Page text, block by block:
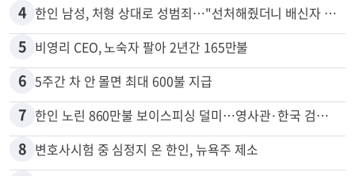
3 신호위반 후 달아난 배달기사…경찰 잠복해 잡고보니 ‘반전’
4
5 비영리 CEO, 노숙자 팔아 2년간 165만불
6 5주간 차 안 몰면 최대 600불 지급
7